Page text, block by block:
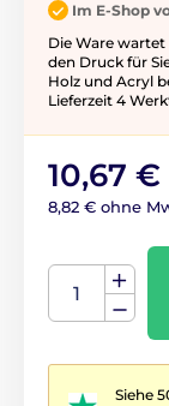
Im E-Shop
Die Ware
den Druck für
Holz und Acryl
Lieferzeit 4
10,67 €
8,82 € ohne
Siehe